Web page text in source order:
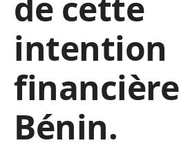
intention
Bénin.